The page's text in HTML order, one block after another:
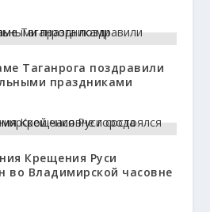
Таганрога поздравили
праздниками
Крещения Руси
во Владимирской часовне